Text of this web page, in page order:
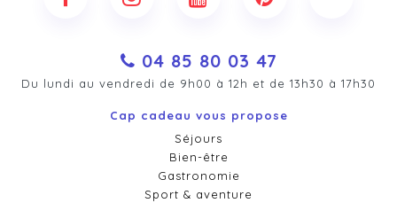
04 85 80 03 47
Du lundi au vendredi de 9h00 à 12h et de 13h30 à 17h30
Cap cadeau vous propose
Séjours
Bien-être
Gastronomie
Sport & aventure